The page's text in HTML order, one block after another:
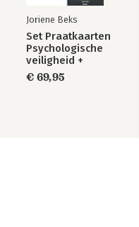
Joriene Beks
Set Praatkaarten
Psychologische
veiligheid +
Psychologische
veiligheid +
€ 69,95